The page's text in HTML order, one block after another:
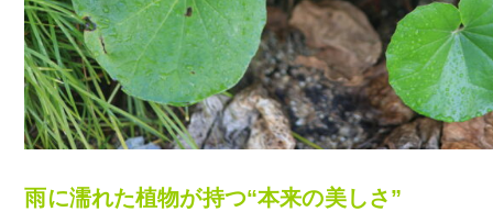
雨に濡れた植物が持つ“本来の美しさ”